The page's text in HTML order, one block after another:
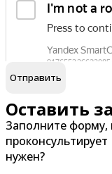
В
Великий Новгород
Владивосток
Владикавказ
Я согласен на
Оставить
Заполните форму,
нужен?